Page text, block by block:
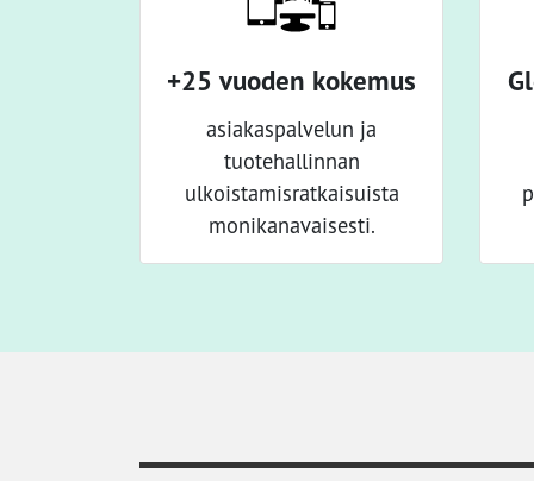
+25 vuoden kokemus
asiakaspalvelun ja
tuotehallinnan
ulkoistamisratkaisuista
monikanavaisesti.